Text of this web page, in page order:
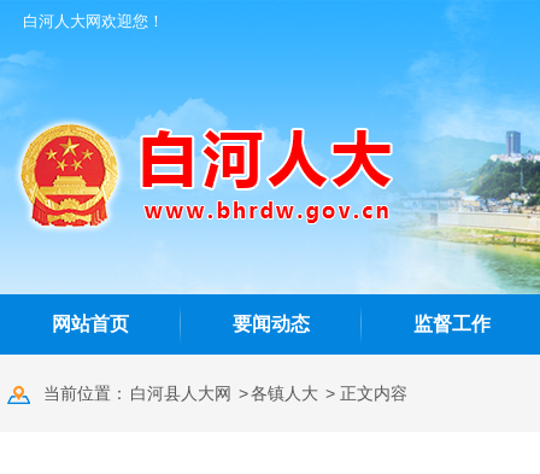
白河人大网欢迎您！
网站首页 要闻动态 监督工作
当前位置： 白河县人大网 >各镇人大 > 正文内容